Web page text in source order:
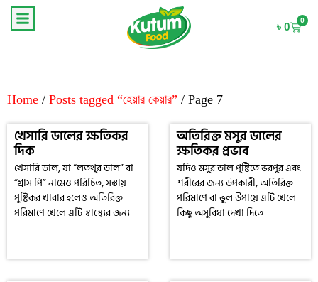
৳ 0
0
Home / Posts tagged “হেয়ার কেয়ার” / Page 7
খেসারি ডালের ক্ষতিকর
দিক
খেসারি ডাল, যা “লতথুর ডাল” বা
“গ্রাস পি” নামেও পরিচিত, সস্তায়
পুষ্টিকর খাবার হলেও অতিরিক্ত
পরিমাণে খেলে এটি স্বাস্থ্যের জন্য
অতিরিক্ত মসুর ডালের
ক্ষতিকর প্রভাব
যদিও মসুর ডাল পুষ্টিতে ভরপুর এবং
শরীরের জন্য উপকারী, অতিরিক্ত
পরিমাণে বা ভুল উপায়ে এটি খেলে
কিছু অসুবিধা দেখা দিতে